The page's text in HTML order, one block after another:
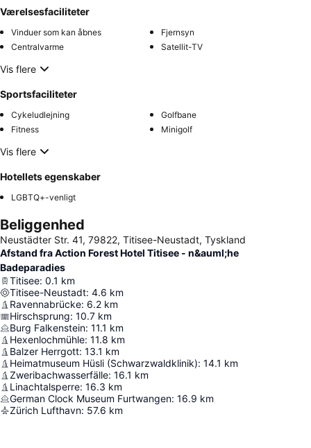
Værelsesfaciliteter
Vinduer som kan åbnes
Fjernsyn
Centralvarme
Satellit-TV
Vis flere
Sportsfaciliteter
Cykeludlejning
Golfbane
Fitness
Minigolf
Vis flere
Hotellets egenskaber
LGBTQ+-venligt
Beliggenhed
Neustädter Str. 41, 79822, Titisee-Neustadt, Tyskland
Afstand fra Action Forest Hotel Titisee - n&auml;he
Badeparadies
Titisee: 0.1 km
Titisee-Neustadt: 4.6 km
Ravennabrücke: 6.2 km
Hirschsprung: 10.7 km
Burg Falkenstein: 11.1 km
Hexenlochmühle: 11.8 km
Balzer Herrgott: 13.1 km
Heimatmuseum Hüsli (Schwarzwaldklinik): 14.1 km
Zweribachwasserfälle: 16.1 km
Linachtalsperre: 16.3 km
German Clock Museum Furtwangen: 16.9 km
Zürich Lufthavn: 57.6 km